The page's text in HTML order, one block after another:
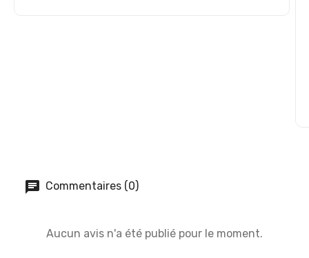
Commentaires (0)
Aucun avis n'a été publié pour le moment.